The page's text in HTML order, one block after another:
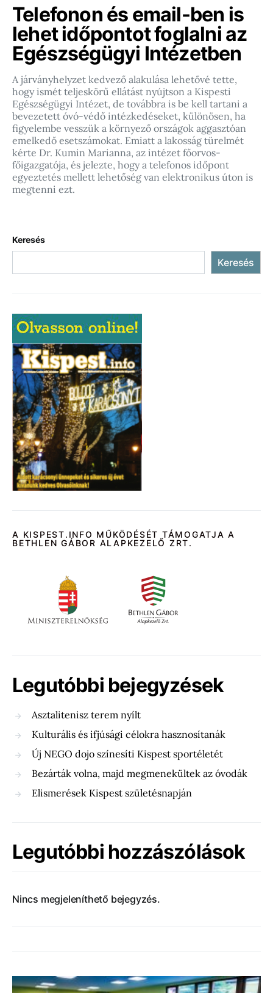
Telefonon és email-ben is
lehet időpontot foglalni az
Egészségügyi Intézetben
A járványhelyzet kedvező alakulása lehetővé tette,
hogy ismét teljeskörű ellátást nyújtson a Kispesti
Egészségügyi Intézet, de továbbra is be kell tartani a
bevezetett óvó-védő intézkedéseket, különösen, ha
figyelembe vesszük a környező országok aggasztóan
emelkedő esetszámokat. Emiatt a lakosság türelmét
kérte Dr. Kumin Marianna, az intézet főorvos-
főigazgatója, és jelezte, hogy a telefonos időpont
egyeztetés mellett lehetőség van elektronikus úton is
megtenni ezt.
Keresés
Keresés
A KISPEST.INFO MŰKÖDÉSÉT TÁMOGATJA A
BETHLEN GÁBOR ALAPKEZELŐ ZRT.
Legutóbbi bejegyzések
Asztalitenisz terem nyílt
Kulturális és ifjúsági célokra hasznosítanák
Új NEGO dojo színesíti Kispest sportéletét
Bezárták volna, majd megmenekültek az óvodák
Elismerések Kispest születésnapján
Legutóbbi hozzászólások
Nincs megjeleníthető bejegyzés.